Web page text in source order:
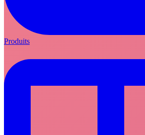
Produits